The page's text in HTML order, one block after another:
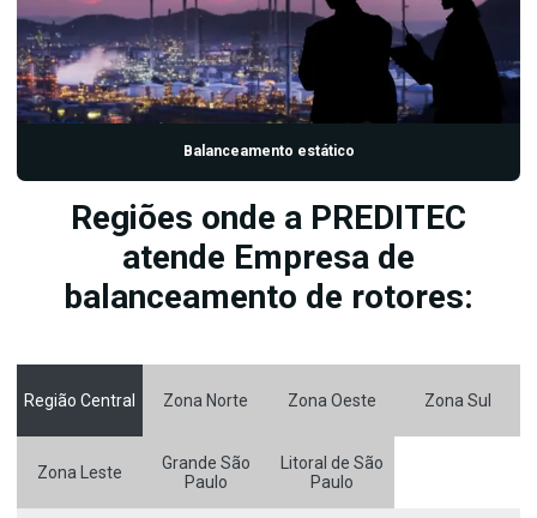
Balanceamento estático
Regiões onde a PREDITEC
atende Empresa de
balanceamento de rotores:
Região Central Zona Norte Zona Oeste Zona Sul
Zona Leste
Grande São
Paulo
Litoral de São
Paulo